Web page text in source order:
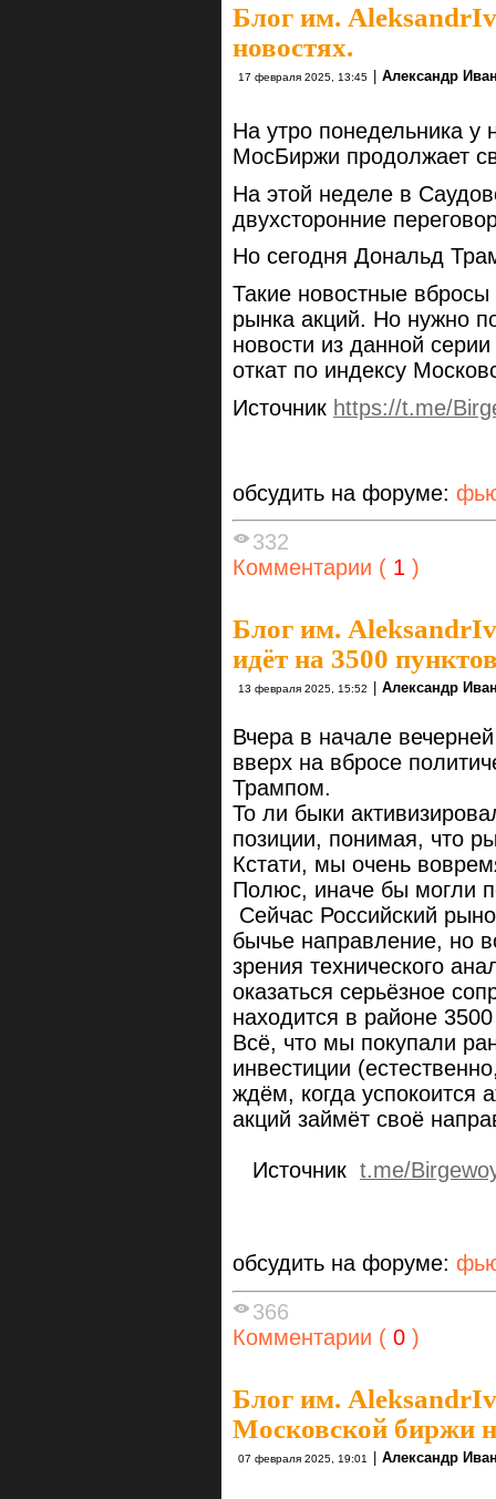
Блог им.
новостях.
17 февраля 2025, 13:45 | Александр
На утро понедельника
МосБиржи продолжает
На этой неделе в
двухсторонние
Но сегодня Дональд
Такие новостные вбросы
рынка акций. Но нужно
новости из данной
откат по индексу
Источник https://t.me/
обсудить на форуме:
332
Комментарии ( 1 )
Блог им.
идёт на 3500
13 февраля 2025, 15:52 Александр
Вчера в начале
вверх на вбросе
Трампом.
То ли быки
позиции, понимая, что
Кстати, мы очень
Полюс, иначе бы могли
Сейчас Российский
бычье направление, но
зрения технического
оказаться серьёзное
находится в районе
Всё, что мы покупали
инвестиции
ждём, когда успокоится
акций займёт своё
Источник t.me/
обсудить на форуме:
366
Комментарии ( 0 )
Блог им.
Московской биржи
07 февраля 2025, 19:01 Александр